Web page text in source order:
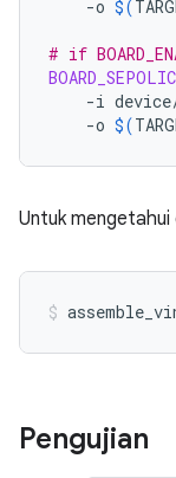
-o $(
# if
-i
-o $(
Untuk
Pengujian